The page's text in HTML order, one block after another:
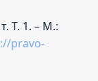
Т. 1. – М.:
pravo-